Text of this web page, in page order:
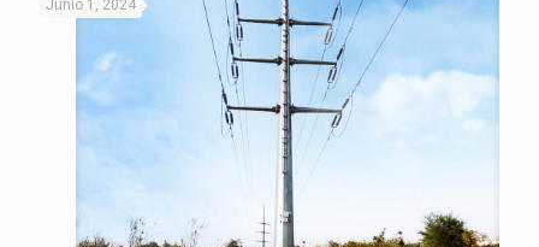
Junio 1, 2024